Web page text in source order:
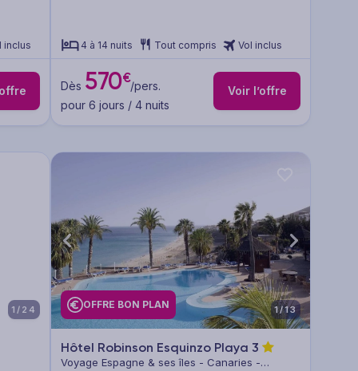
inclus 4 à 14 nuits Tout compris Vol inclus
Dès 570€/pers.
pour 6 jours / 4 nuits
Voir l’offre
1/24 OFFRE BON PLAN 1/13
Hôtel Robinson Esquinzo Playa 3
Voyage Espagne & ses îles - Canaries -